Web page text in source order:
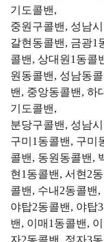
기도콜밴,
중원구콜밴, 성남
갈현동콜밴, 금광1
콜밴, 상대원1동콜
원동콜밴, 성남동
밴, 중앙동콜밴, 하
기도콜밴,
분당구콜밴, 성남
구미1동콜밴, 구미
콜밴, 동원동콜밴,
현1동콜밴, 서현2
콜밴, 수내2동콜밴
야탑2동콜밴, 야탑
밴, 이매1동콜밴,
자2동콜밴, 정자3